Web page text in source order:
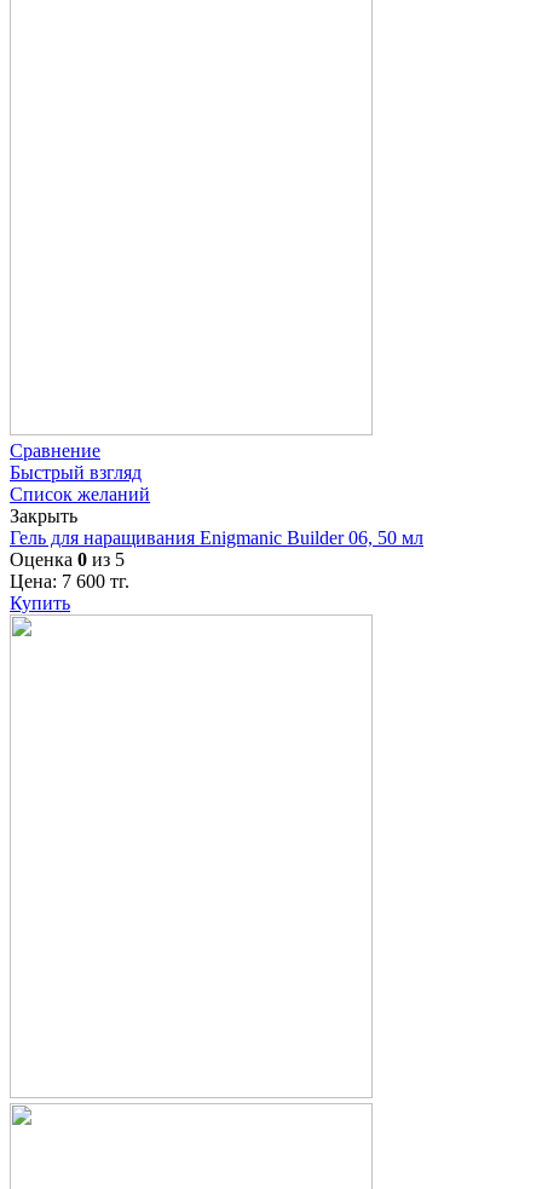
Сравнение
Быстрый взгляд
Список желаний
Закрыть
Гель для наращивания Enigmanic Builder 06, 50 мл
Оценка 0 из 5
Цена: 7 600 тг.
Купить